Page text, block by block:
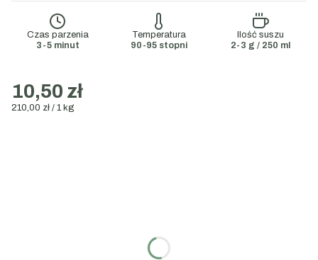
Czas parzenia
3-5 minut
Temperatura
90-95 stopni
Ilość suszu
2-3 g / 250 ml
10,50 zł
210,00 zł / 1 kg